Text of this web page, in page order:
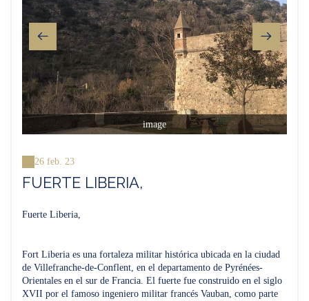
image
26 feb. 23
FUERTE LIBERIA,
Fuerte Liberia,
Fort Liberia es una fortaleza militar histórica ubicada en la ciudad
de Villefranche-de-Conflent, en el departamento de Pyrénées-
Orientales en el sur de Francia. El fuerte fue construido en el siglo
XVII por el famoso ingeniero militar francés Vauban, como parte